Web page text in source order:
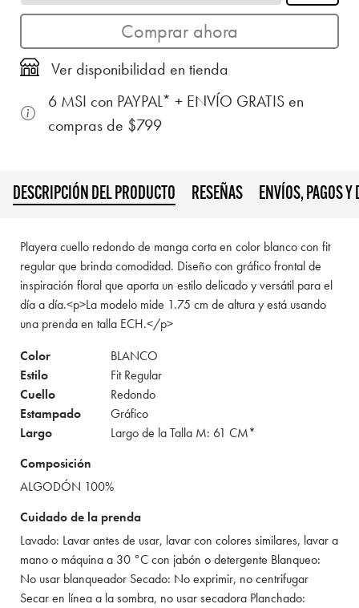
Comprar ahora
Ver disponibilidad en tienda
6 MSI con PAYPAL* + ENVÍO GRATIS en
compras de $799
DESCRIPCIÓN DEL PRODUCTO RESEÑAS ENVÍOS, PAGOS Y
Playera cuello redondo de manga corta en color blanco con fit
regular que brinda comodidad. Diseño con gráfico frontal de
inspiración floral que aporta un estilo delicado y versátil para el
día a día.<p>La modelo mide 1.75 cm de altura y está usando
una prenda en talla ECH.</p>
Color
BLANCO
Estilo
Fit Regular
Cuello
Redondo
Estampado
Gráfico
Largo
Largo de la Talla M: 61 CM*
Composición
ALGODÓN 100%
Cuidado de la prenda
Lavado: Lavar antes de usar, lavar con colores similares, lavar a
mano o máquina a 30 °C con jabón o detergente Blanqueo:
No usar blanqueador Secado: No exprimir, no centrifugar
Secar en línea a la sombra, no usar secadora Planchado: